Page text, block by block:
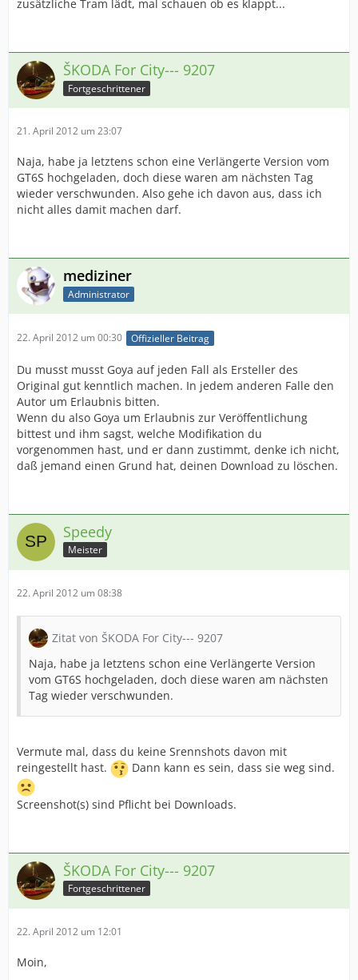
zusätzliche Tram lädt, mal schauen ob es klappt...
ŠKODA For City--- 9207
Fortgeschrittener
21. April 2012 um 23:07
Naja, habe ja letztens schon eine Verlängerte Version vom
GT6S hochgeladen, doch diese waren am nächsten Tag
wieder verschwunden. Also gehe ich davon aus, dass ich
nicht alles damit machen darf.
mediziner
Administrator
22. April 2012 um 00:30 Offizieller Beitrag
Du musst musst Goya auf jeden Fall als Ersteller des
Original gut kenntlich machen. In jedem anderen Falle den
Autor um Erlaubnis bitten.
Wenn du also Goya um Erlaubnis zur Veröffentlichung
bittest und ihm sagst, welche Modifikation du
vorgenommen hast, und er dann zustimmt, denke ich nicht,
daß jemand einen Grund hat, deinen Download zu löschen.
Speedy
Meister
22. April 2012 um 08:38
Zitat von ŠKODA For City--- 9207
Naja, habe ja letztens schon eine Verlängerte Version
vom GT6S hochgeladen, doch diese waren am nächsten
Tag wieder verschwunden.
Vermute mal, dass du keine Srennshots davon mit
reingestellt hast.
Dann kann es sein, dass sie weg sind.
Screenshot(s) sind Pflicht bei Downloads.
ŠKODA For City--- 9207
Fortgeschrittener
22. April 2012 um 12:01
Moin,